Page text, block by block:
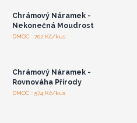
Chrámový Náramek -
Nekonečná Moudrost
DMOC : 702 Kč/kus
Přihlaste se nebo se
Chrámový Náramek -
Rovnováha Přírody
DMOC : 574 Kč/kus
Přihlaste se nebo se